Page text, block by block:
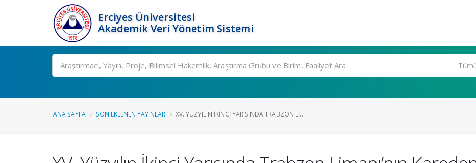
Erciyes Üniversitesi
Akademik Veri Yönetim Sistemi
Ara
ANA SAYFA SON EKLENEN YAYINLAR XV. YÜZYILIN İKINCI YARISINDA TRABZON LI...